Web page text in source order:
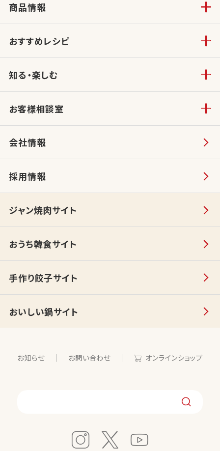
商品情報
おすすめレシピ
知る・楽しむ
お客様相談室
会社情報
採用情報
ジャン焼肉サイト
おうち韓食サイト
手作り餃子サイト
おいしい鍋サイト
お知らせ お問い合わせ オンラインショップ